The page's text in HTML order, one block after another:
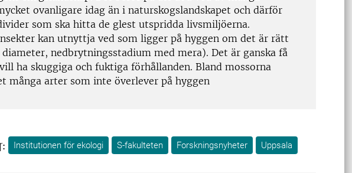
ovanligare idag än i naturskogslandskapet och därför
som ska hitta de glest utspridda livsmiljöerna.
kan utnyttja ved som ligger på hyggen om det är rätt
nedbrytningsstadium med mera). Det är ganska få
ha skuggiga och fuktiga förhållanden. Bland mossorna
många arter som inte överlever på hyggen
Institutionen för ekologi S-fakulteten Forskningsnyheter Uppsala